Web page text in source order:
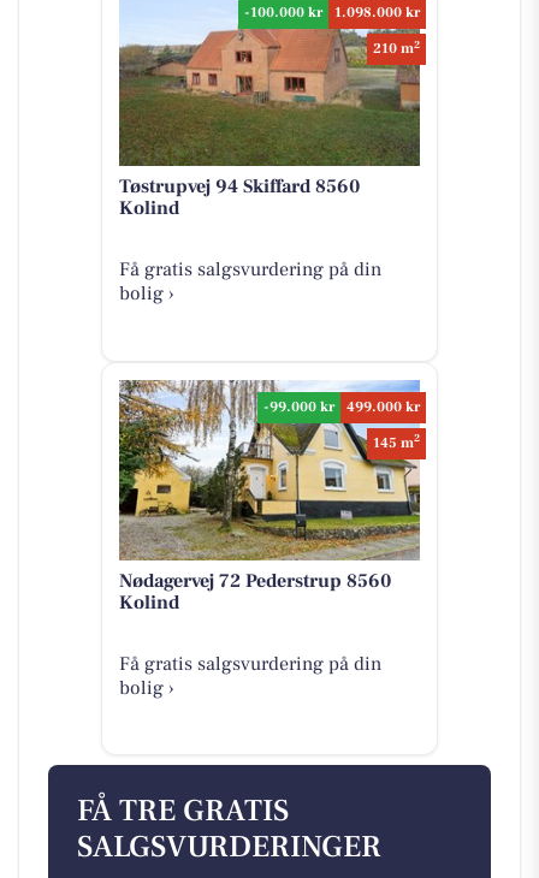
-100.000 kr
1.098.000 kr
210 m2
Tøstrupvej 94 Skiffard 8560
Kolind
Få gratis salgsvurdering på din
bolig ›
-99.000 kr
499.000 kr
145 m2
Nødagervej 72 Pederstrup 8560
Kolind
Få gratis salgsvurdering på din
bolig ›
FÅ TRE GRATIS
SALGSVURDERINGER